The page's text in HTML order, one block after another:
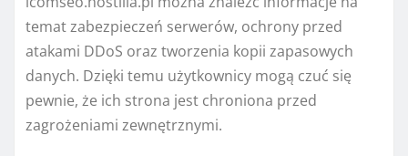
temat zabezpieczeń serwerów, ochrony przed
atakami DDoS oraz tworzenia kopii zapasowych
danych. Dzięki temu użytkownicy mogą czuć się
pewnie, że ich strona jest chroniona przed
zagrożeniami zewnętrznymi.